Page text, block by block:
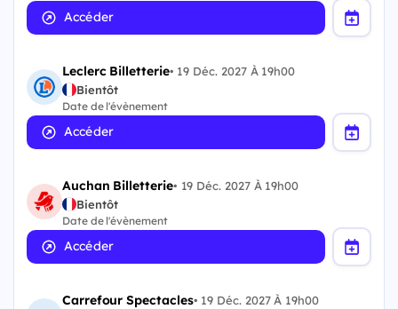
Accéder
Leclerc Billetterie• 19 Déc. 2027 À 19h00
Bientôt
Date de l'évènement
Accéder
Auchan Billetterie• 19 Déc. 2027 À 19h00
Bientôt
Date de l'évènement
Accéder
Carrefour Spectacles• 19 Déc. 2027 À 19h00